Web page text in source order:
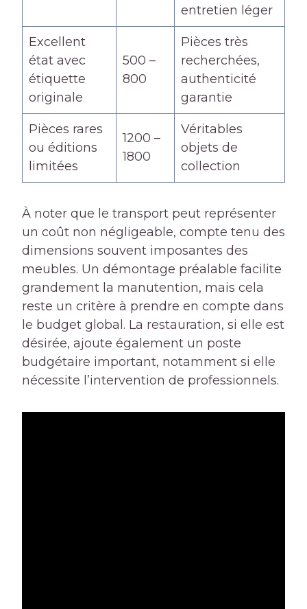
entretien léger
Excellent
état avec
étiquette
originale
500 –
800
Pièces très
recherchées,
authenticité
garantie
Pièces rares
ou éditions
limitées
1200 –
1800
Véritables
objets de
collection
À noter que le transport peut représenter
un coût non négligeable, compte tenu des
dimensions souvent imposantes des
meubles. Un démontage préalable facilite
grandement la manutention, mais cela
reste un critère à prendre en compte dans
le budget global. La restauration, si elle est
désirée, ajoute également un poste
budgétaire important, notamment si elle
nécessite l’intervention de professionnels.